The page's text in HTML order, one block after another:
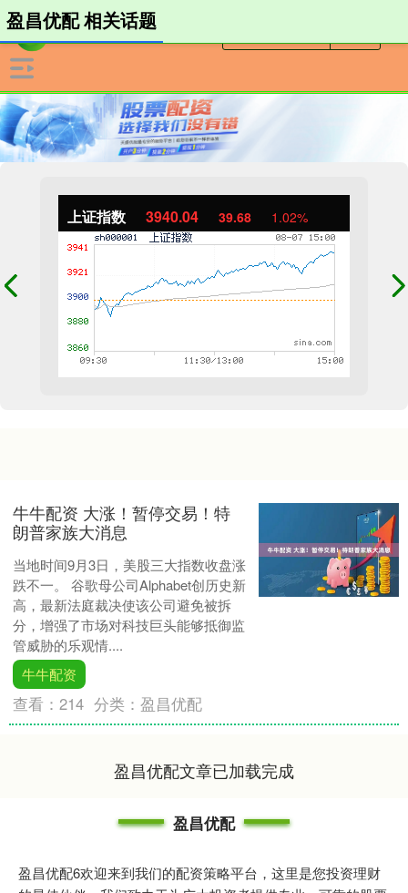
上证指数 3940.04 39.68 1.02%
盈昌优配 相关话题
牛牛配资 大涨！暂停交易！特
朗普家族大消息
当地时间9月3日，美股三大指数收盘涨
跌不一。 谷歌母公司Alphabet创历史新
高，最新法庭裁决使该公司避免被拆
分，增强了市场对科技巨头能够抵御监
管威胁的乐观情....
牛牛配资
查看：214 分类：盈昌优配
盈昌优配文章已加载完成
盈昌优配
盈昌优配6欢迎来到我们的配资策略平台，这里是您投资理财